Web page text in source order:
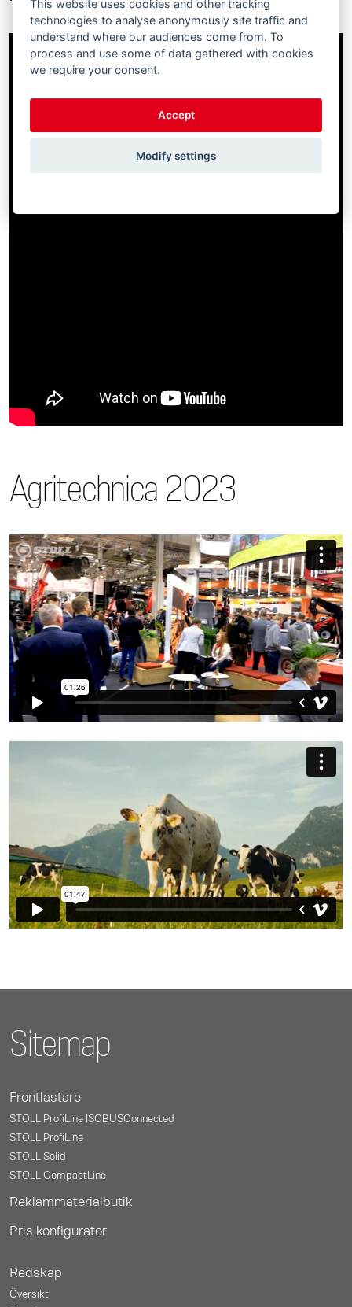
Agritechnica 2023
Sitemap
Frontlastare
STOLL ProfiLine ISOBUSConnected
STOLL ProfiLine
STOLL Solid
STOLL CompactLine
Reklammaterialbutik
Pris konfigurator
Redskap
Översikt
This website uses cookies and other tracking
technologies to analyse anonymously site traffic and
understand where our audiences come from. To
process and use some of data gathered with cookies
we require your consent.
Accept
Modify settings